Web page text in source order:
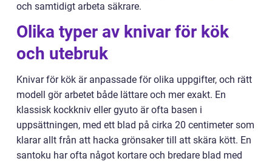
och samtidigt arbeta säkrare.
Olika typer av knivar för kök
och utebruk
Knivar för kök är anpassade för olika uppgifter, och rätt
modell gör arbetet både lättare och mer exakt. En
klassisk kockkniv eller gyuto är ofta basen i
uppsättningen, med ett blad på cirka 20 centimeter som
klarar allt från att hacka grönsaker till att skära kött. En
santoku har ofta något kortare och bredare blad med